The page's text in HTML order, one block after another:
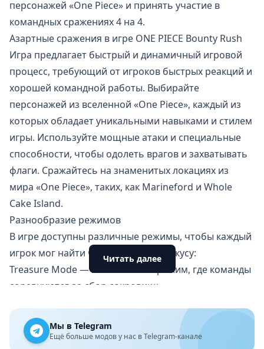
персонажей «One Piece» и принять участие в
командных сражениях 4 на 4.
Азартные сражения в игре ONE PIECE Bounty Rush
Игра предлагает быстрый и динамичный игровой
процесс, требующий от игроков быстрых реакций и
хорошей командной работы. Выбирайте
персонажей из вселенной «One Piece», каждый из
которых обладает уникальными навыками и стилем
игры. Используйте мощные атаки и специальные
способности, чтобы одолеть врагов и захватывать
флаги. Сражайтесь на знаменитых локациях из
мира «One Piece», таких, как Marineford и Whole
Cake Island.
Разнообразие режимов
В игре доступны различные режимы, чтобы каждый
игрок мог найти что-то по своему вкусу:
Treasure Mode — классический режим, где команды
соревнуются за сбор сокровищ;
всего мира, прокладывая себе путь по лигам;
Boss Battle — объединяйтесь с друзьями, чтобы
Читать далее
Мы в Telegram
Ещё больше модов у нас в Telegram-канале